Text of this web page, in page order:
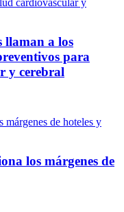
llaman a los
para
y cerebral
los márgenes de